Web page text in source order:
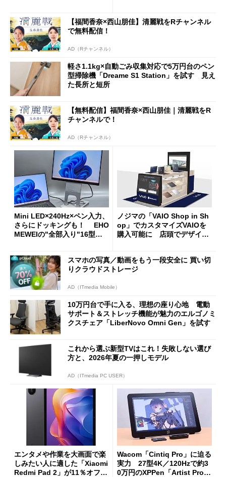
【福間香奈×西山朋佳】清麗戦をRチャンネル
で無料配信！
AD（Rチャンネル）
軽さ1.1kg×自動ごみ収集対応で5万円台のペン
型掃除機「Dreame S1 Station」を試す 見え
た長所と短所
【無料配信】福間香奈×西山朋佳｜清麗戦をR
チャンネルで！
AD（Rチャンネル）
Mini LED×240Hz×ペン入力、
さらにドッキングも！ EHO
MEWEIの"全部入り"16型モ
ノジマの「VAIO Shop in Sh
op」でカスタマイズVAIOを
購入可能に 店頭でデザイン
スマホの写真／動画をもう一段安全に 買い切
りクラウドストレージ
AD（ITmedia Mobile）
10万円台で手に入る、理想の座り心地 電動
サポート＆ストレッチ機能が魅力のエルゴノミ
クスチェア「LiberNovo Omni Gen」を試す
これから選ぶ新型TVはこれ！失敗しない選び
方と、2026年夏の一押しモデル
AD（ITmedia PC USER）
エンタメや作業を大画面で楽
しみたい人に適した「Xiaomi
Redmi Pad 2」が11％オフの
Wacom「Cintiq Pro」に迫る
実力 27型4K／120Hzで約3
0万円のXPPen「Artist Pro 2